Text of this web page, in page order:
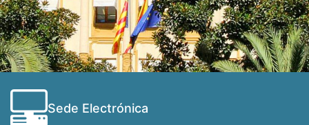
Sede Electrónica